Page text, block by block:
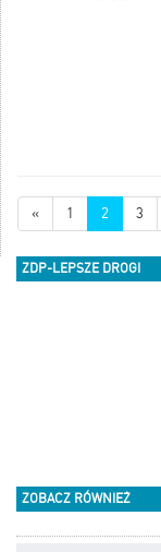
« 1 2 3
ZDP-LEPSZE DROGI
ZOBACZ RÓWNIEŻ